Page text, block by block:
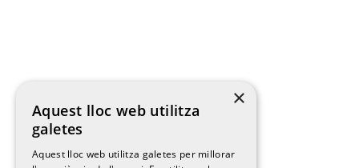
×
Aquest lloc web utilitza
galetes
Aquest lloc web utilitza galetes per millorar